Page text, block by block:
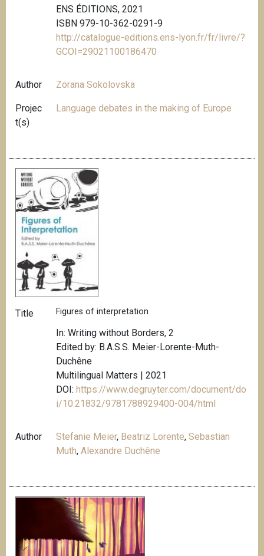
ENS ÉDITIONS, 2021
ISBN 979-10-362-0291-9
http://catalogue-editions.ens-lyon.fr/fr/livre/?
GCOI=29021100186470
Author Zorana Sokolovska
Projec
t(s)
Language debates in the making of Europe
Title Figures of interpretation
In: Writing without Borders, 2
Edited by: B.A.S.S. Meier-Lorente-Muth-
Duchêne
Multilingual Matters | 2021
DOI:https://www.degruyter.com/document/do
i/10.21832/9781788929400-004/html
Author Stefanie Meier, Beatriz Lorente,Sebastian
Muth,Alexandre Duchêne